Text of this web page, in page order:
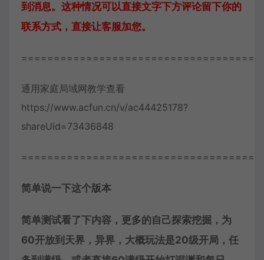
到消息。这种情况可以直接文字下方评论留下你的
联系方式，直接让客服加您。
通用家庭局域网教学查看
https://www.acfun.cn/v/ac44425178?
shareUid=73436848
简单说一下这个版本
简单测试看了下内容，更多的自己探索挖掘，为
60开放到天界，异界，大概玩法是20级开局，任